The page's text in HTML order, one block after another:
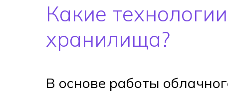
Какие
хранилища?
В основе работы